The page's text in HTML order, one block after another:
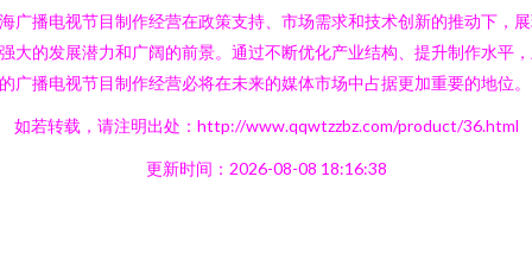
广播电视节目制作经营在政策支持、市场需求和技术创新的推动下，
大的发展潜力和广阔的前景。通过不断优化产业结构、提升制作水平
广播电视节目制作经营必将在未来的媒体市场中占据更加重要的地位。
如若转载，请注明出处：http://www.qqwtzzbz.com/product/36.html
更新时间：2026-08-08 18:16:38